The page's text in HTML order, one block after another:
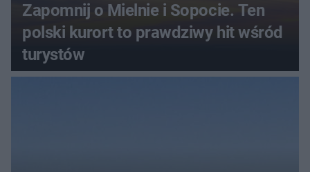
Zapomnij o Mielnie i Sopocie. Ten
polski kurort to prawdziwy hit wśród
turystów